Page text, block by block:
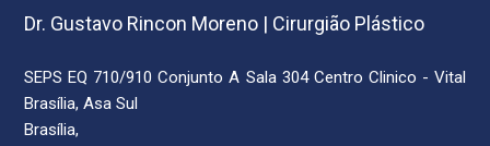
Dr. Gustavo Rincon Moreno | Cirurgião Plástico
SEPS EQ 710/910 Conjunto A Sala 304 Centro Clinico - Vital
Brasília, Asa Sul
Brasília,